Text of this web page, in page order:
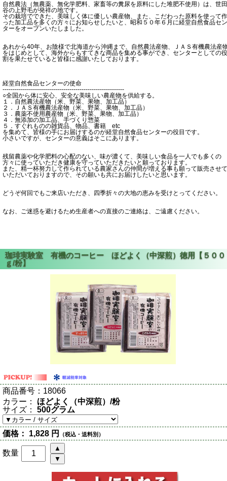
自然農法（無農薬、無化学肥料、家畜等の糞尿を原料にした堆肥不使用）は、世田
谷の上野毛が発祥の地です。
その栽培でできた、美味しく体に優しい農産物、また、こだわった原料を使って作
った加工品を多くの方々にお知らせしたいと、昭和５０年６月に経堂自然食品セン
ターをオープンいたしました。
あれから40年、お陰様で北海道から沖縄まで、自然農法産物、ＪＡＳ有機農法産
をはじめとして、海外からもすてきな商品を集める事ができ、センターとしての役
割を果たせていると皆様に感謝いたしております。
経堂自然食品センターの使命
------------------------------------------------------------
○全国から体に安心、安全な美味しい農産物を供給する。
１．自然農法産物（米、野菜、果物、加工品）
２．ＪＡＳ有機農法産物（米、野菜、果物、加工品）
３．農薬不使用農産物（米、野菜、果物、加工品）
４．無添加の加工品、手づくり惣菜
５．すぐれものの雑貨品、物品、書籍 etc
を集めて、皆様の手にお届けするのが経堂自然食品センターの役目です。
小さいですが、センターの意義はそこにあります。
残留農薬や化学肥料の心配のない、味が濃くて、美味しい食品を一人でも多くの
方々に使っていただき健康を守っていただきたいと願っております。
また、精一杯努力して作られている農家さんの仲間が増える事も願って販売させて
いただいておりますので、その願いも共にお届けしたいと思います。
どうぞ何回でもご来店いただき、四季折々の大地の恵みを受けとってください。
なお、ご迷惑を避けるため生産者への直接のご連絡は、ご遠慮ください。
商品番号： 18066
カラー：
ほどよく（中深煎）/粉
サイズ：
500グラム
価格： 1,828 円 （税込・送料別）
数量